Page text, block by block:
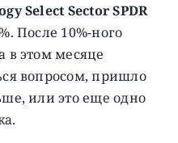
Select Sector SPDR
После 10%-ного
в этом месяце
вопросом, пришло
или это еще одно